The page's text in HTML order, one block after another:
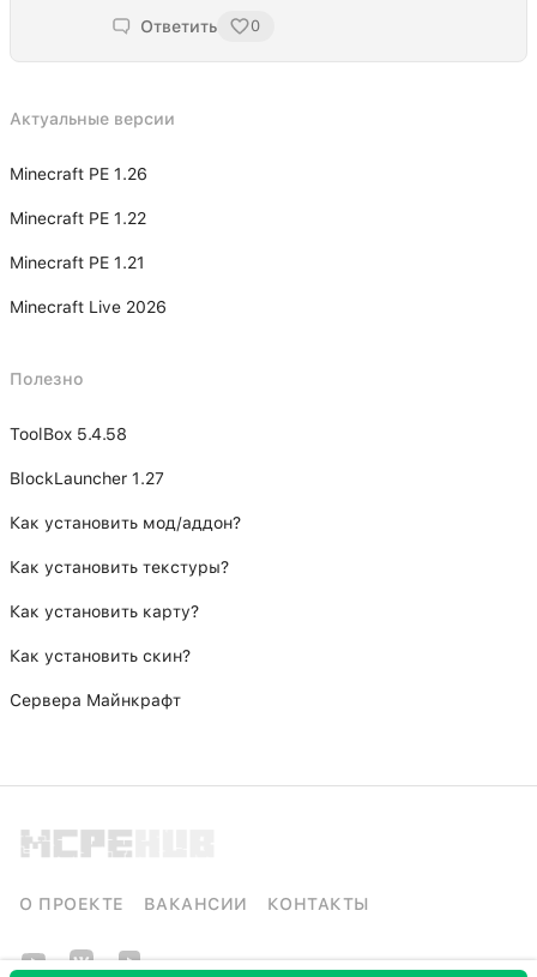
Ответить 0
Актуальные версии
Minecraft PE 1.26
Minecraft PE 1.22
Minecraft PE 1.21
Minecraft Live 2026
Полезно
ToolBox 5.4.58
BlockLauncher 1.27
Как установить мод/аддон?
Как установить текстуры?
Как установить карту?
Как установить скин?
Сервера Майнкрафт
О ПРОЕКТЕ ВАКАНСИИ КОНТАКТЫ